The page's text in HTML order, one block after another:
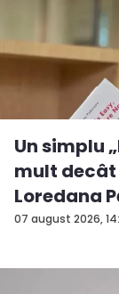
07 august 2026,
Un simplu
mult decât
Loredana